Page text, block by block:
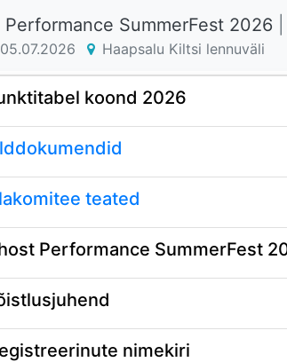
Performance SummerFest 2026
Haapsalu Kiltsi lennuväli
koond 2026
teated
Performance SummerFest
nimekiri